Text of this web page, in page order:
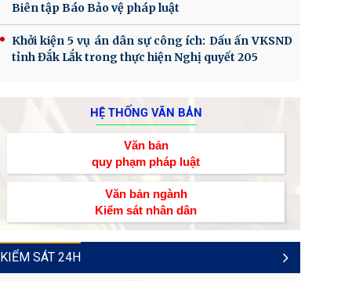
Biên tập Báo Bảo vệ pháp luật
Khởi kiện 5 vụ án dân sự công ích: Dấu ấn VKSND
tỉnh Đắk Lắk trong thực hiện Nghị quyết 205
HỆ THỐNG VĂN BẢN
Văn bản
quy phạm pháp luật
Văn bản ngành
Kiểm sát nhân dân
KIỂM SÁT 24H